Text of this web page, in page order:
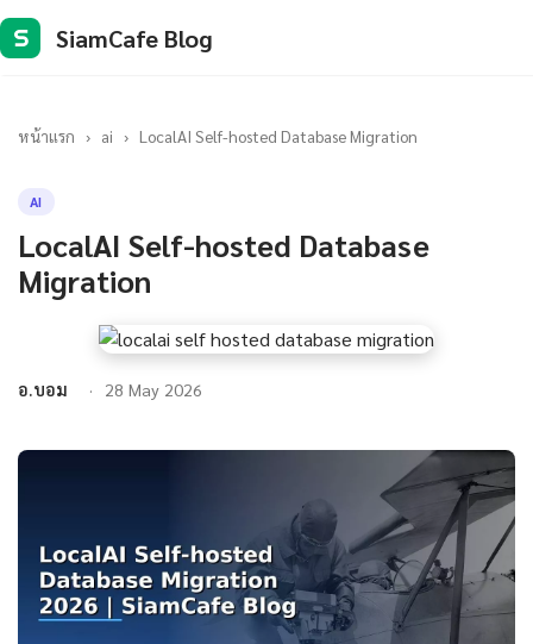
S SiamCafe Blog
หน้าแรก › ai › LocalAI Self-hosted Database Migration
AI
LocalAI Self-hosted Database
Migration
อ.บอม 28 May 2026